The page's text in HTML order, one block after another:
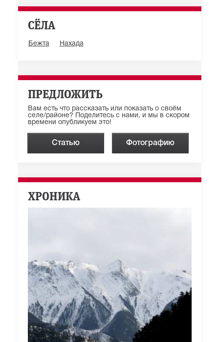
СЁЛА
Бежта Нахада
ПРЕДЛОЖИТЬ
Вам есть что рассказать или показать о своём
селе/районе? Поделитесь с нами, и мы в скором
времени опубликуем это!
Статью Фотографию
ХРОНИКА